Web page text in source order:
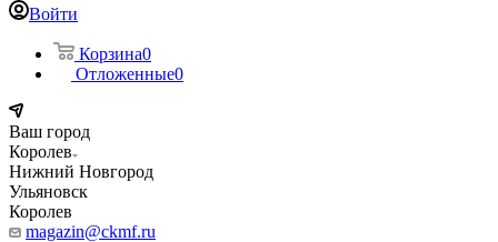
Войти
Корзина0
Отложенные0
Ваш город
Королев
Нижний Новгород
Ульяновск
Королев
magazin@ckmf.ru